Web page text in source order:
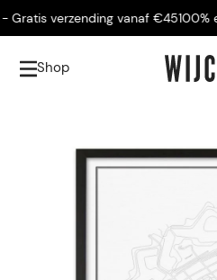
verzending vanaf €45100%
Shop